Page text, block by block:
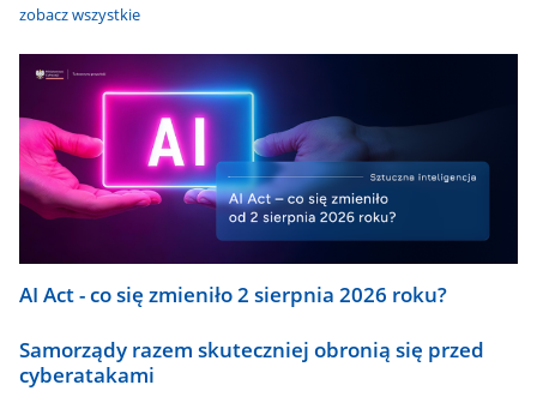
zobacz wszystkie
AI Act - co się zmieniło 2 sierpnia 2026 roku?
Samorządy razem skuteczniej obronią się przed
cyberatakami